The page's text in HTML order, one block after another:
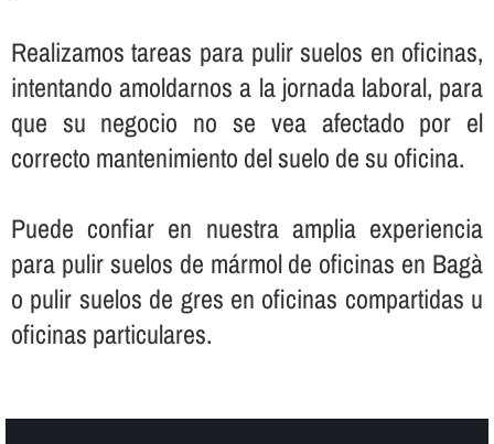
Realizamos tareas para pulir suelos en oficinas,
intentando amoldarnos a la jornada laboral, para
que su negocio no se vea afectado por el
correcto mantenimiento del suelo de su oficina.
Puede confiar en nuestra amplia experiencia
para pulir suelos de mármol de oficinas en Bagà
o pulir suelos de gres en oficinas compartidas u
oficinas particulares.